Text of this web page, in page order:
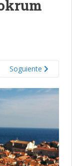
Soguiente